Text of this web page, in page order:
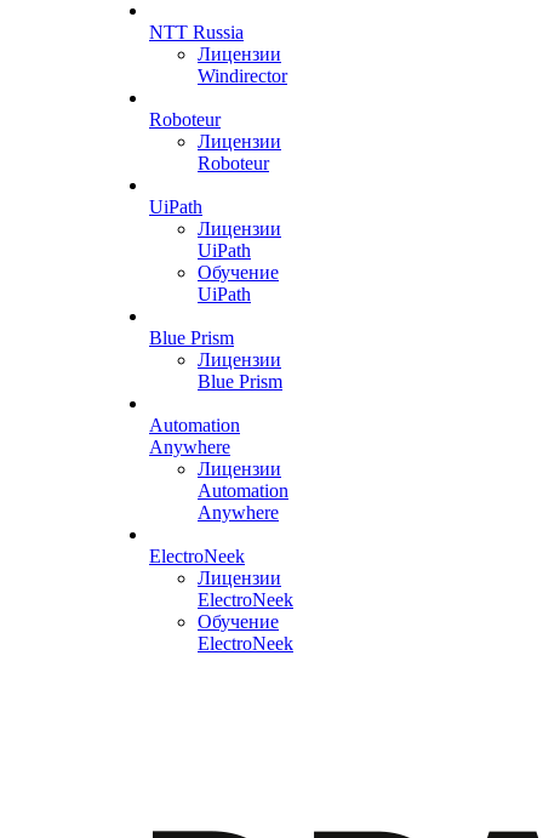
NTT Russia
Лицензии
Windirector
Roboteur
Лицензии
Roboteur
UiPath
Лицензии
UiPath
Обучение
UiPath
Blue Prism
Лицензии
Blue Prism
Automation
Anywhere
Лицензии
Automation
Anywhere
ElectroNeek
Лицензии
ElectroNeek
Обучение
ElectroNeek